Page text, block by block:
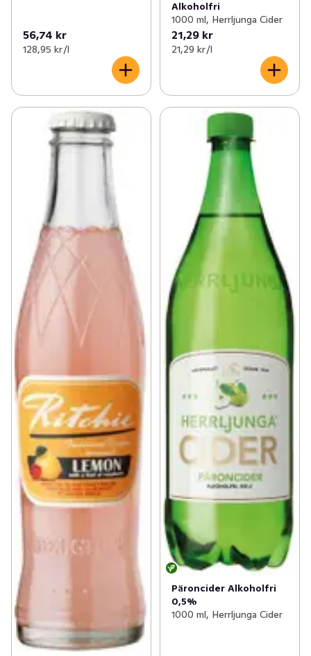
56,74 kr
128,95 kr /l
Alkoholfri
1000 ml, Herrljunga Cider
21,29 kr
21,29 kr /l
Päroncider Alkoholfri
0,5%
1000 ml, Herrljunga Cider